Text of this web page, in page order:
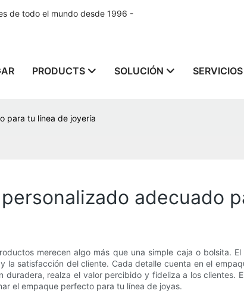
de todo el mundo desde 1996 -
PRODUCTS SOLUCIÓN SERVICIOS
para tu línea de joyería
adecuado
merecen algo más que una simple caja o bolsita.
satisfacción del cliente. Cada detalle cuenta en el
realza el valor percibido y fideliza a los clientes.
el empaque perfecto para tu línea de joyas.